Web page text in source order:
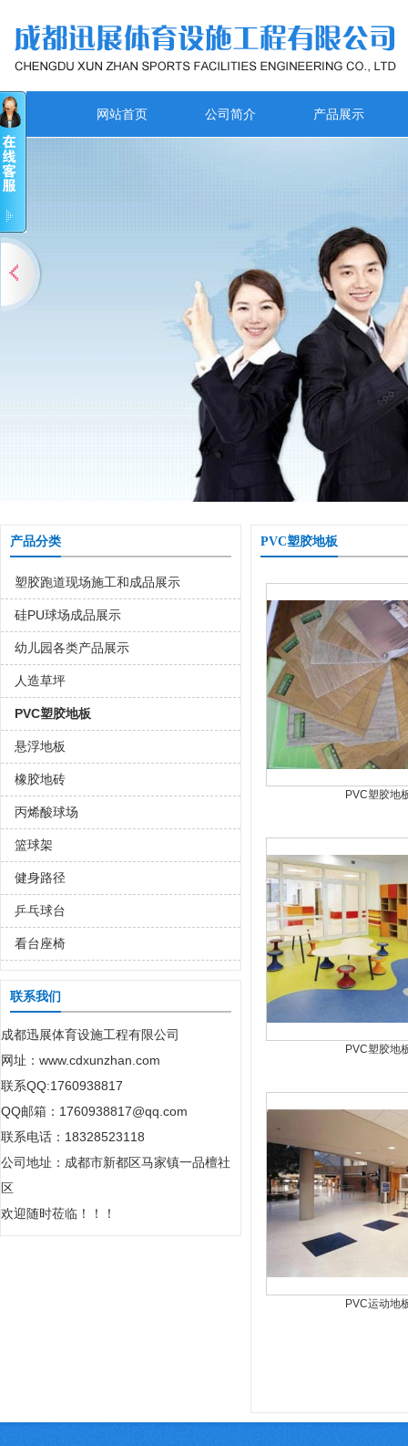
网站首页 公司简介 产品展示
产品分类
塑胶跑道现场施工和成品展示
硅PU球场成品展示
幼儿园各类产品展示
人造草坪
PVC塑胶地板
悬浮地板
橡胶地砖
丙烯酸球场
篮球架
健身路径
乒乓球台
看台座椅
联系我们
成都迅展体育设施工程有限公司
网址：www.cdxunzhan.com
联系QQ:1760938817
QQ邮箱：1760938817@qq.com
联系电话：18328523118
公司地址： 成都市新都区马家镇一品檀社
区
欢迎随时莅临！！！
PVC塑胶地板
PVC塑胶地
PVC塑胶地
PVC运动地